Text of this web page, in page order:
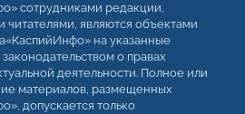
сотрудниками редакции,
читателями, являются объектами
на указанные
о правах
деятельности. Полное или
материалов, размещенных
допускается только